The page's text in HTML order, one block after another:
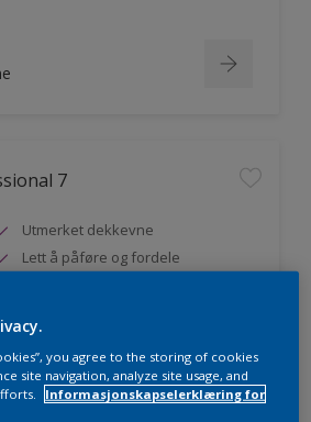
7
Utmerket dekkevne
Lett å påføre og fordele
you agree to the storing of cookies
site navigation, analyze site usage, and
Informasjonskapselerklæring for